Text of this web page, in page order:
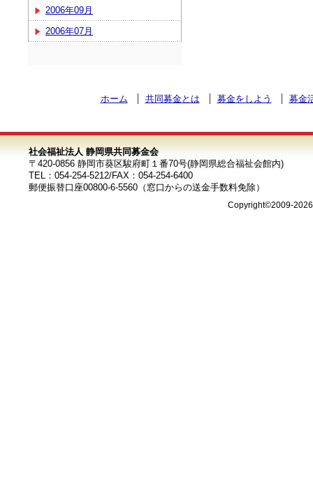
2006年09月
2006年07月
ホーム 共同募金とは 募金をしよう 募金
社会福祉法人 静岡県共同募金会
〒420-0856 静岡市葵区駿府町１番70号(静岡県総合福祉会館内)
TEL：054-254-5212/FAX：054-254-6400
郵便振替口座00800-6-5560（窓口からの送金手数料免除）
Copyright©2009-